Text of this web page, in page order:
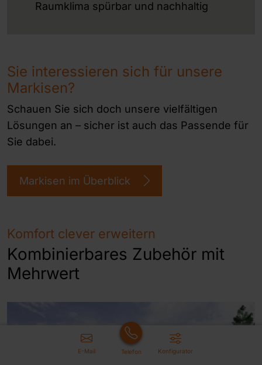
Raumklima spürbar und nachhaltig
Sie interessieren sich für unsere
Markisen?
Schauen Sie sich doch unsere vielfältigen
Lösungen an – sicher ist auch das Passende für
Sie dabei.
Markisen im Überblick
Komfort clever erweitern
Kombinierbares Zubehör mit
Mehrwert
E-Mail Telefon Konfigurator